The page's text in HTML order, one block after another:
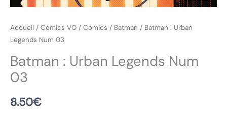
Accueil / Comics VO / Comics / Batman / Batman : Urban
Legends Num 03
Batman : Urban Legends Num
03
8.50€